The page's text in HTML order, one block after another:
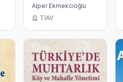
Van ili Örneği
Alper Ekmekcioğlu
TİAV